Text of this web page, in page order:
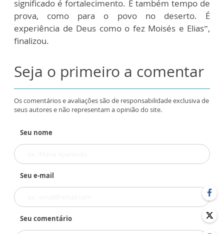
significado é fortalecimento. É também tempo de
prova, como para o povo no deserto. É
experiência de Deus como o fez Moisés e Elias”,
finalizou.
Seja o primeiro a comentar
Os comentários e avaliações são de responsabilidade exclusiva de
seus autores e não representam a opinião do site.
Seu nome
Seu e-mail
Seu comentário